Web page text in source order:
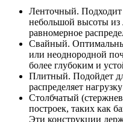
Ленточный. Подходит
небольшой высоты из
равномерное
Свайный.
или неоднородной
более глубоким и
Плитный. Подойдет
распределяет
Столбчатый
построек, таких как
Эти конструкции